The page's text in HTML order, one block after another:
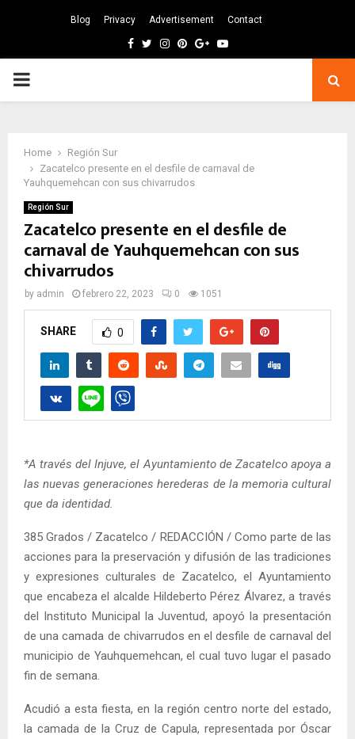
Blog Privacy Advertisement Contact
Facebook
TwitterInstagram
Pinterest
GoogleYoutube
PRIMARY
Home
Región Sur
Zacatelco presente en el desfile de carnaval de
Yauhquemehcan con sus chivarrudos
Región Sur
Zacatelco presente en el desfile de
carnaval de Yauhquemehcan con sus
chivarrudos
by admin febrero 22, 2023 0 1051
SHARE 0
*A través del Injuve, el Ayuntamiento de Zacatelco apoya a
las nuevas generaciones herederas de la memoria cultural
que da identidad.
385 Grados / Zacatelco / REDACCIÓN / Como parte de las
acciones para la preservación y difusión de las tradiciones
y expresiones culturales de Zacatelco, el Ayuntamiento
que encabeza el alcalde Hildeberto Pérez Álvarez, a través
del Instituto Municipal la Juventud, apoyó la presentación
de una camada de chivarrudos en el desfile de carnaval del
municipio de Yauhquemehcan, el cual tuvo lugar el pasado
fin de semana.
Acudió a esta fiesta, en la región centro norte del estado,
la camada de la Cruz de Capula, representada por Óscar